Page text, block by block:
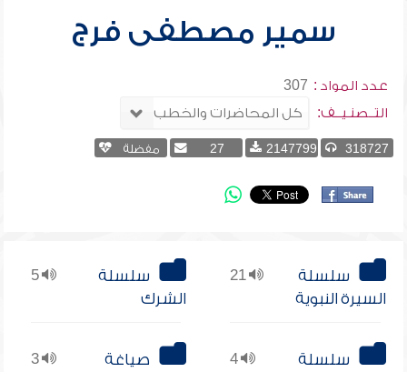
سمير مصطفى فرج
عدد المواد : 307
التــصنـيــف:
318727
2147799
27 مفضلة
21
سلسلة
السيرة النبوية
5
سلسلة
الشرك
4
سلسلة
3
صياغة